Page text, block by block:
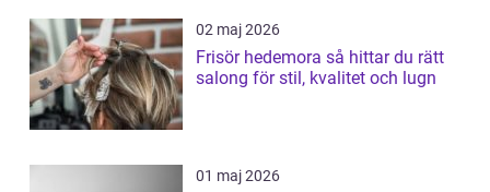
02 maj 2026
Frisör hedemora så hittar du rätt
salong för stil, kvalitet och lugn
01 maj 2026